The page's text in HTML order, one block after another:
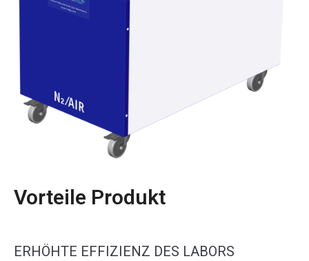
Vorteile Produkt
ERHÖHTE EFFIZIENZ DES LABORS